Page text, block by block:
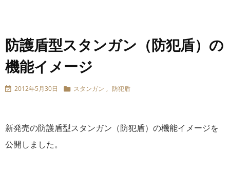

防護盾型スタンガン（防犯盾）の
機能イメージ
 2012年5月30日  スタンガン , 防犯盾
新発売の防護盾型スタンガン（防犯盾）の機能イメージを
公開しました。